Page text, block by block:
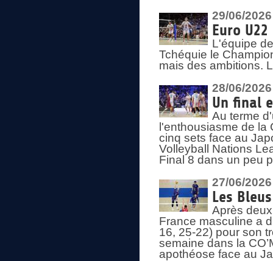
29/06/2026
Euro
L'équipe
Tchéquie le
mais des ambitions.
28/06/2026
Un final
Au terme
l'enthousiasme de
cinq sets face au
Volleyball Nations
Final 8 dans un peu
27/06/2026
Les
Après
France masculine a
16, 25-22) pour son
semaine dans la
apothéose face au